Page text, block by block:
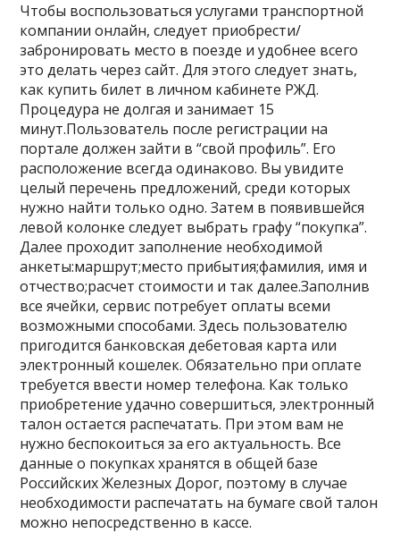
Чтобы воспользоваться услугами транспортной
компании онлайн, следует приобрести/
забронировать место в поезде и удобнее всего
это делать через сайт. Для этого следует знать,
как купить билет в личном кабинете РЖД.
Процедура не долгая и занимает 15
минут.Пользователь после регистрации на
портале должен зайти в “свой профиль”. Его
расположение всегда одинаково. Вы увидите
целый перечень предложений, среди которых
нужно найти только одно. Затем в появившейся
левой колонке следует выбрать графу “покупка”.
Далее проходит заполнение необходимой
анкеты:маршрут;место прибытия;фамилия, имя и
отчество;расчет стоимости и так далее.Заполнив
все ячейки, сервис потребует оплаты всеми
возможными способами. Здесь пользователю
пригодится банковская дебетовая карта или
электронный кошелек. Обязательно при оплате
требуется ввести номер телефона. Как только
приобретение удачно совершиться, электронный
талон остается распечатать. При этом вам не
нужно беспокоиться за его актуальность. Все
данные о покупках хранятся в общей базе
Российских Железных Дорог, поэтому в случае
необходимости распечатать на бумаге свой талон
можно непосредственно в кассе.